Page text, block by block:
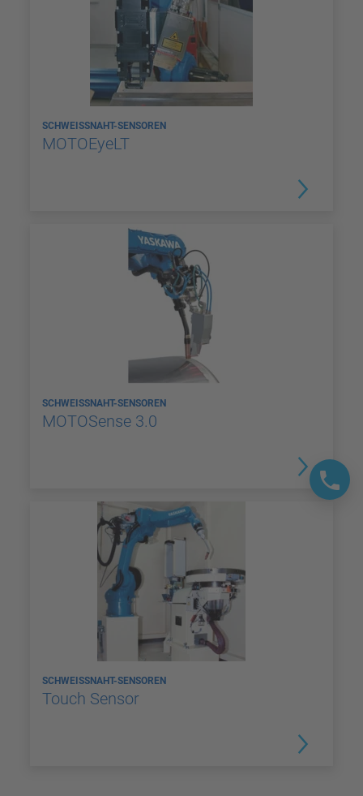
SCHWEISSNAHT-SENSOREN
MOTOEyeLT
SCHWEISSNAHT-SENSOREN
MOTOSense 3.0
SCHWEISSNAHT-SENSOREN
Touch Sensor